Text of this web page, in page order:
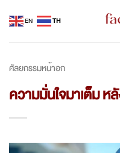
EN TH
ศัลยกรรมหน้าอก
ความมั่นใจมาเต็ม ห